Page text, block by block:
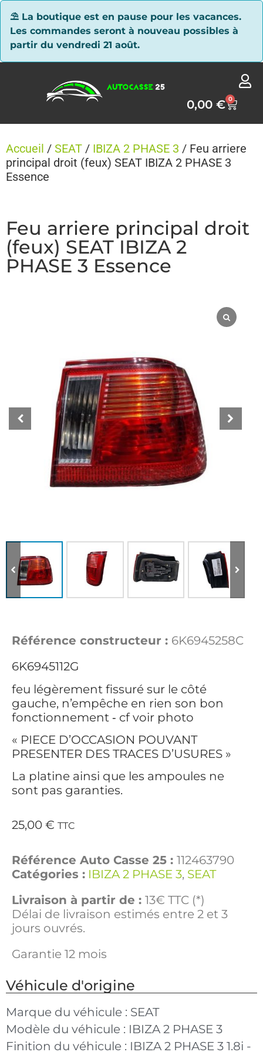
⛱ La boutique est en pause pour les vacances.
Les commandes seront à nouveau possibles à
partir du vendredi 21 août.
0,00€ 0
Accueil / SEAT / IBIZA 2 PHASE 3 / Feu arriere
principal droit (feux) SEAT IBIZA 2 PHASE 3
Essence
Feu arriere principal droit
(feux) SEAT IBIZA 2
PHASE 3 Essence
Référence constructeur : 6K6945258C
6K6945112G
feu légèrement fissuré sur le côté
gauche, n’empêche en rien son bon
fonctionnement ‐ cf voir photo
« PIECE D’OCCASION POUVANT
PRESENTER DES TRACES D’USURES »
La platine ainsi que les ampoules ne
sont pas garanties.
25,00 € TTC
Référence Auto Casse 25 : 112463790
Catégories : IBIZA 2 PHASE 3, SEAT
Livraison à partir de : 13€ TTC (*)
Délai de livraison estimés entre 2 et 3
jours ouvrés.
Garantie 12 mois
Véhicule d'origine
Marque du véhicule : SEAT
Modèle du véhicule : IBIZA 2 PHASE 3
Finition du véhicule : IBIZA 2 PHASE 3 1.8i -
Panneau de gestion des cookies